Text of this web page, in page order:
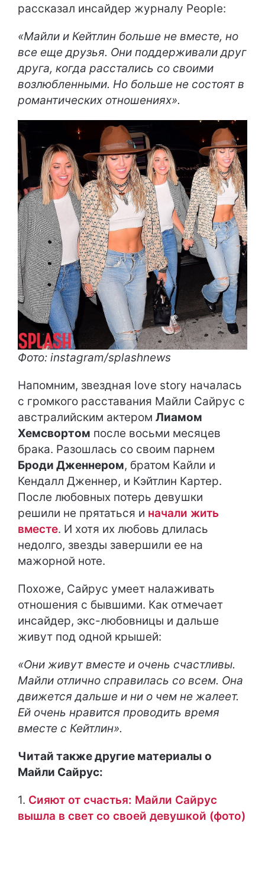
рассказал инсайдер журналу People:
«Майли и Кейтлин больше не вместе, но
все еще друзья. Они поддерживали друг
друга, когда расстались со своими
возлюбленными. Но больше не состоят в
романтических отношениях».
Фото: instagram/splashnews
Напомним, звездная love story началась
с громкого расставания Майли Сайрус с
австралийским актером Лиамом
Хемсвортом после восьми месяцев
брака. Разошлась со своим парнем
Броди Дженнером, братом Кайли и
Кендалл Дженнер, и Кэйтлин Картер.
После любовных потерь девушки
решили не прятаться и начали жить
вместе. И хотя их любовь длилась
недолго, звезды завершили ее на
мажорной ноте.
Похоже, Сайрус умеет налаживать
отношения с бывшими. Как отмечает
инсайдер, экс-любовницы и дальше
живут под одной крышей:
«Они живут вместе и очень счастливы.
Майли отлично справилась со всем. Она
движется дальше и ни о чем не жалеет.
Ей очень нравится проводить время
вместе с Кейтлин».
Читай также другие материалы о
Майли Сайрус:
1. Сияют от счастья: Майли Сайрус
вышла в свет со своей девушкой (фото)